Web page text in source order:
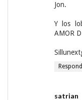
Jon.
Y los
AMOR
satrian